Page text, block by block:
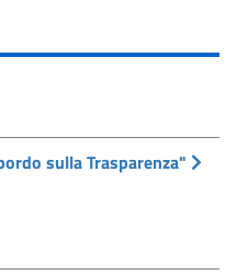
sulla Trasparenza"